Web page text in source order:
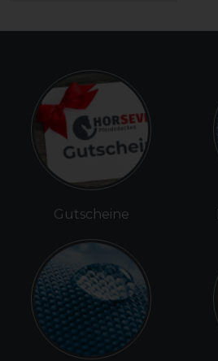
Gutscheine